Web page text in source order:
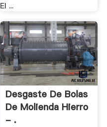
El ...
Desgaste De Bolas
De Molienda Hierro
- .